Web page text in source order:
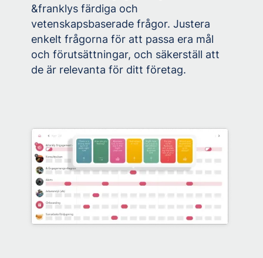
&franklys färdiga och
vetenskapsbaserade frågor. Justera
enkelt frågorna för att passa era mål
och förutsättningar, och säkerställ att
de är relevanta för ditt företag.